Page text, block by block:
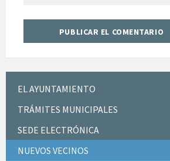
EL AYUNTAMIENTO
TRÁMITES MUNICIPALES
SEDE ELECTRÓNICA
NUEVOS VECINOS